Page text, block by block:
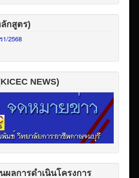
กสูตร)
1/2568
NEWS)
ผลการดำเนินโครงการ